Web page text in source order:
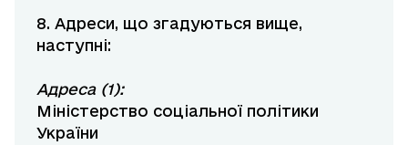
8. Адреси, що згадуються вище,
наступні:
Адреса (1):
Міністерство соціальної політики
України